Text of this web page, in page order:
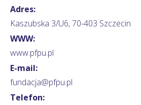
Adres:
Kaszubska 3/U6, 70-403 Szczecin
WWW:
www.pfpu.pl
E-mail:
fundacja@pfpu.pl
Telefon: